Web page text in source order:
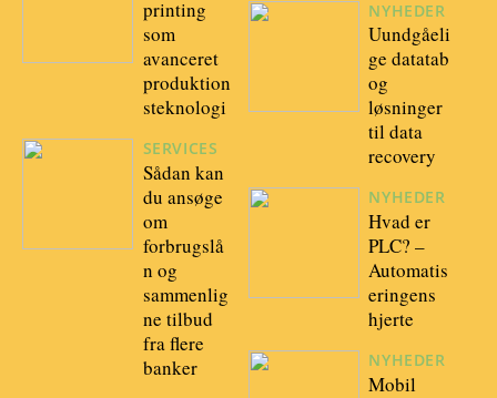
printing
som
avanceret
produktion
steknologi
SERVICES
Sådan kan
du ansøge
om
forbrugslå
n og
sammenlig
ne tilbud
fra flere
banker
NYHEDER
Uundgåeli
ge datatab
og
løsninger
til data
recovery
NYHEDER
Hvad er
PLC? –
Automatis
eringens
hjerte
NYHEDER
Mobil